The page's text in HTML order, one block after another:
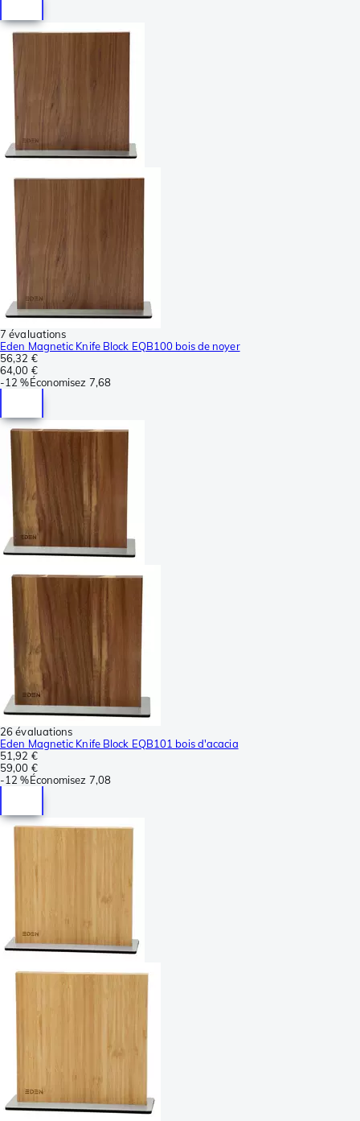
7 évaluations
Eden Magnetic Knife Block EQB100 bois de noyer
56,32 €
64,00 €
-12 %Économisez 7,68
26 évaluations
Eden Magnetic Knife Block EQB101 bois d'acacia
51,92 €
59,00 €
-12 %Économisez 7,08